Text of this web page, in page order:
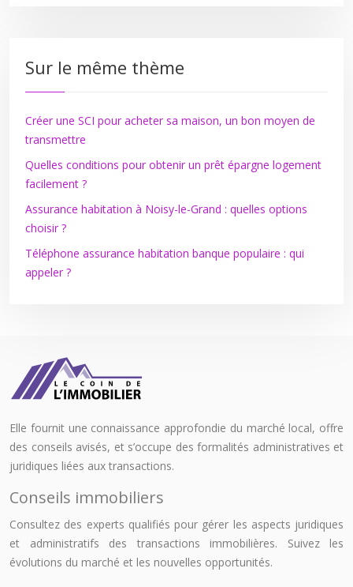
Sur le même thème
Créer une SCI pour acheter sa maison, un bon moyen de
transmettre
Quelles conditions pour obtenir un prêt épargne logement
facilement ?
Assurance habitation à Noisy-le-Grand : quelles options
choisir ?
Téléphone assurance habitation banque populaire : qui
appeler ?
Elle fournit une connaissance approfondie du marché local, offre
des conseils avisés, et s’occupe des formalités administratives et
juridiques liées aux transactions.
Conseils immobiliers
Consultez des experts qualifiés pour gérer les aspects juridiques
et administratifs des transactions immobilières. Suivez les
évolutions du marché et les nouvelles opportunités.